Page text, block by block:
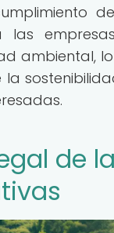
las
ambiental,
de